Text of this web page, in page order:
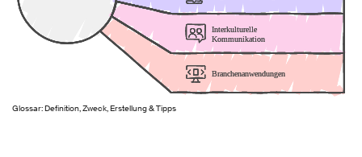
Glossar: Definition, Zweck, Erstellung & Tipps